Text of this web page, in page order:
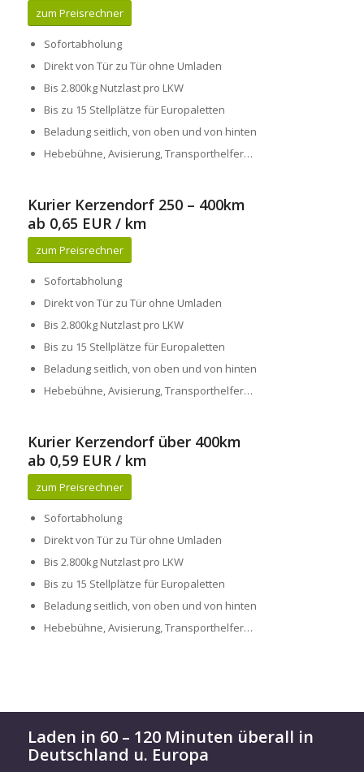
zum Preisrechner
Sofortabholung
Direkt von Tür zu Tür ohne Umladen
Bis 2.800kg Nutzlast pro LKW
Bis zu 15 Stellplätze für Europaletten
Beladung seitlich, von oben und von hinten
Hebebühne, Avisierung, Transporthelfer…
Kurier Kerzendorf 250 – 400km
ab 0,65 EUR / km
zum Preisrechner
Sofortabholung
Direkt von Tür zu Tür ohne Umladen
Bis 2.800kg Nutzlast pro LKW
Bis zu 15 Stellplätze für Europaletten
Beladung seitlich, von oben und von hinten
Hebebühne, Avisierung, Transporthelfer…
Kurier Kerzendorf über 400km
ab 0,59 EUR / km
zum Preisrechner
Sofortabholung
Direkt von Tür zu Tür ohne Umladen
Bis 2.800kg Nutzlast pro LKW
Bis zu 15 Stellplätze für Europaletten
Beladung seitlich, von oben und von hinten
Hebebühne, Avisierung, Transporthelfer…
Laden in 60 – 120 Minuten überall in
Deutschland u. Europa